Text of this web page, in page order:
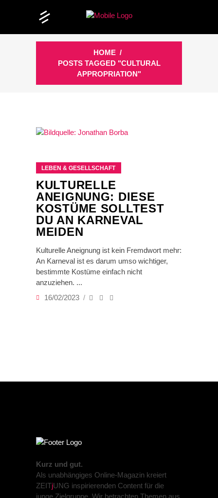
HOME /
POSTS TAGGED "CULTURAL
APPROPRIATION"
LEBEN & GESELLSCHAFT
KULTURELLE
ANEIGNUNG: DIESE
KOSTÜME SOLLTEST
DU AN KARNEVAL
MEIDEN
Kulturelle Aneignung ist kein Fremdwort mehr:
An Karneval ist es darum umso wichtiger,
bestimmte Kostüme einfach nicht
anzuziehen.
16/02/2023
Kurz und gut.
Als unabhängiges Online-Magazin kreiert
ZEITjUNG inspirierenden Content für die
junge Zielgruppe. Wir betrachten Themen aus